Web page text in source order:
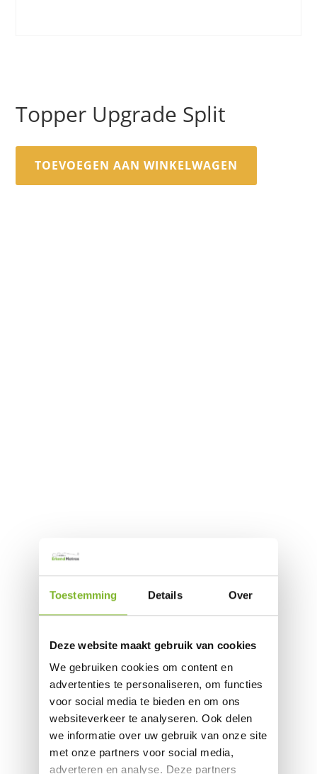
Toestemming Details Over
Deze website maakt gebruik van cookies
We gebruiken cookies om content en
advertenties te personaliseren, om functies
voor social media te bieden en om ons
websiteverkeer te analyseren. Ook delen
we informatie over uw gebruik van onze site
met onze partners voor social media,
adverteren en analyse. Deze partners
Topper Upgrade Split
TOEVOEGEN AAN WINKELWAGEN